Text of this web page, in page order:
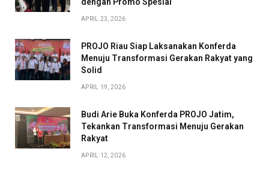
APRIL 23, 2026
PROJO Riau Siap Laksanakan Konferda
Menuju Transformasi Gerakan Rakyat yang
Solid
APRIL 19, 2026
Budi Arie Buka Konferda PROJO Jatim,
Tekankan Transformasi Menuju Gerakan
Rakyat
APRIL 12, 2026